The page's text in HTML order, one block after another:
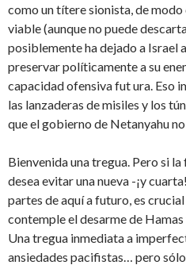
como un títere sionista, de
viable (aunque no puede
posiblemente ha dejado a Israel
preservar políticamente a su
capacidad ofensiva fut ura. Eso
las lanzaderas de misiles y los
que el gobierno de Netanyahu
Bienvenida una tregua. Pero si
desea evitar una nueva -¡y
partes de aquí a futuro, es
contemple el desarme de Hamas
Una tregua inmediata a
ansiedades pacifistas… pero